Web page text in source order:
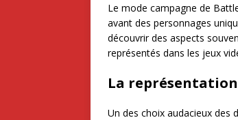
Le mode campagne de
avant des personnages
découvrir des aspects
représentés dans les jeux
La
Un des choix audacieux des